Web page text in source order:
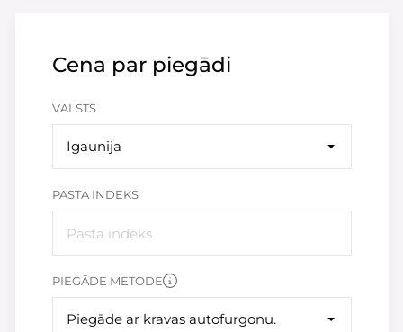
Cena par piegādi
VALSTS
Igaunija
PASTA INDEKS
PIEGĀDE METODE
Piegāde ar kravas autofurgonu.